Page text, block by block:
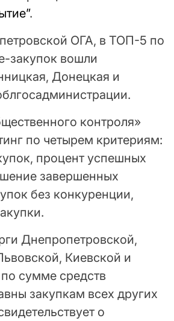
.
ОГА, в ТОП-5 по
закупок вошли
Донецкая и
контроля»
по четырем критериям:
процент успешных
завершенных
без конкуренции,
Днепропетровской,
Киевской и
сумме средств
закупкам всех других
о